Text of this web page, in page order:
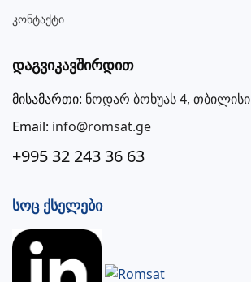
Კონტაქტი
Დაგვიკავშირდით
მისამართი: ნოდარ ბოხუას 4, თბილისი
Email: info@romsat.ge
+995 32 243 36 63
Სოც Ქსელები